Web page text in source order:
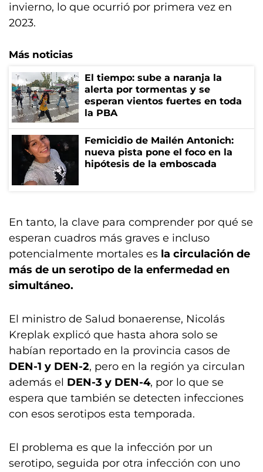
invierno, lo que ocurrió por primera vez en
2023.
Más noticias
El tiempo: sube a naranja la
alerta por tormentas y se
esperan vientos fuertes en toda
la PBA
Femicidio de Mailén Antonich:
nueva pista pone el foco en la
hipótesis de la emboscada
En tanto, la clave para comprender por qué se
esperan cuadros más graves e incluso
potencialmente mortales es la circulación de
más de un serotipo de la enfermedad en
simultáneo.
El ministro de Salud bonaerense, Nicolás
Kreplak explicó que hasta ahora solo se
habían reportado en la provincia casos de
DEN-1 y DEN-2, pero en la región ya circulan
además el DEN-3 y DEN-4, por lo que se
espera que también se detecten infecciones
con esos serotipos esta temporada.
El problema es que la infección por un
serotipo, seguida por otra infección con uno